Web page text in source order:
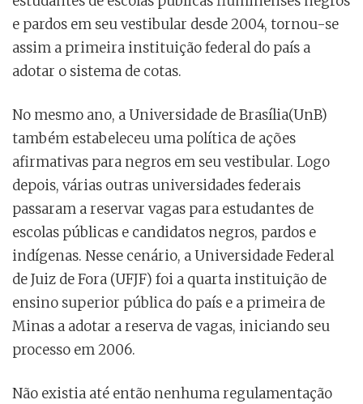
e pardos em seu vestibular desde 2004, tornou-se
assim a primeira instituição federal do país a
adotar o sistema de cotas.
No mesmo ano, a Universidade de Brasília(UnB)
também estabeleceu uma política de ações
afirmativas para negros em seu vestibular. Logo
depois, várias outras universidades federais
passaram a reservar vagas para estudantes de
escolas públicas e candidatos negros, pardos e
indígenas. Nesse cenário, a Universidade Federal
de Juiz de Fora (UFJF) foi a quarta instituição de
ensino superior pública do país e a primeira de
Minas a adotar a reserva de vagas, iniciando seu
processo em 2006.
Não existia até então nenhuma regulamentação